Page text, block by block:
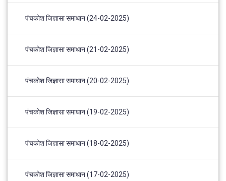
पंचकोश जिज्ञासा समाधान (24-02-2025)
पंचकोश जिज्ञासा समाधान (21-02-2025)
पंचकोश जिज्ञासा समाधान (20-02-2025)
पंचकोश जिज्ञासा समाधान (19-02-2025)
पंचकोश जिज्ञासा समाधान (18-02-2025)
पंचकोश जिज्ञासा समाधान (17-02-2025)